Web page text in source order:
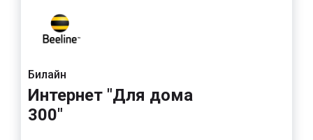
Билайн
Интернет "Для дома
300"